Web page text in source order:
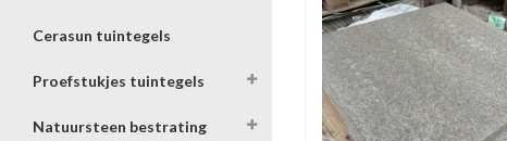
Cerasun tuintegels
Proefstukjes tuintegels
Natuursteen bestrating